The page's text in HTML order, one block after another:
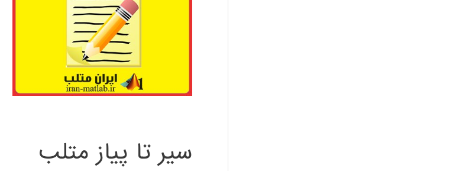
سیر تا پیاز متلب